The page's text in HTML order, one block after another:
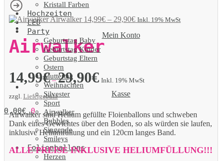
Mein Konto
Kasse
0,00€ 0
Kristall Farben
Hochzeiten
LED
Party
Geburtstag Baby
Geburtstag Kinder
Geburtstag Eltern
Ostern
Muttertag
Weihnachten
Silvester
Sport
Airwalker
Bubbles
Singende
Smileys
Folienballons
Herzen
Airwalker 14,99€– 29,90€ Inkl. 19% MwSt
Airwalker
14,99€–29,90€ Inkl. 19% MwSt
zzgl. Liefergebühr
Airwalker sind Helium gefüllte Floienballons und schweben
Dank eines Gewichtes über den Boden, so als würden sie laufen,
inklusive Heliumfüllung und ein 120cm langes Band.
ALLE PREISE INKLUSIVE HELIUMFÜLLUNG!!!